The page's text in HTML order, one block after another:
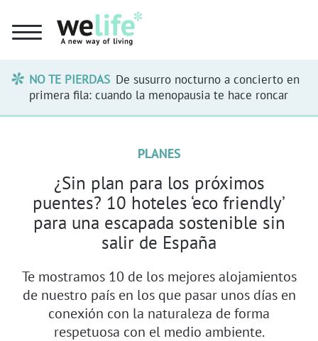
NO TE PIERDAS De susurro nocturno a concierto en
primera fila: cuando la menopausia te hace roncar
PLANES
¿Sin plan para los próximos
puentes? 10 hoteles ‘eco friendly’
para una escapada sostenible sin
salir de España
Te mostramos 10 de los mejores alojamientos
de nuestro país en los que pasar unos días en
conexión con la naturaleza de forma
respetuosa con el medio ambiente.